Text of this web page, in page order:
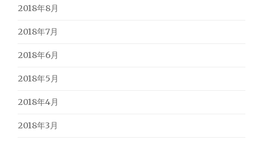
2018年8月
2018年7月
2018年6月
2018年5月
2018年4月
2018年3月